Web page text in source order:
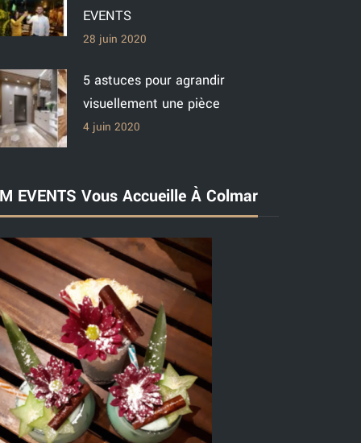
EVENTS
28 juin 2020
5 astuces pour agrandir
visuellement une pièce
4 juin 2020
EVENTS Vous Accueille À Colmar